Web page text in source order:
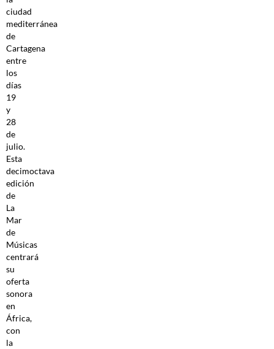
ciudad
mediterránea
de
Cartagena
entre
los
días
19
y
28
de
julio.
Esta
decimoctava
edición
de
La
Mar
de
Músicas
centrará
su
oferta
sonora
en
África,
con
la